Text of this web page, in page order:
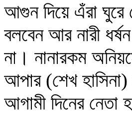
আগুন দিয়ে এঁরা ঘুরে
বলবেন আর নারী
না। নানারকম
আপার (শেখ
আগামী দিনের